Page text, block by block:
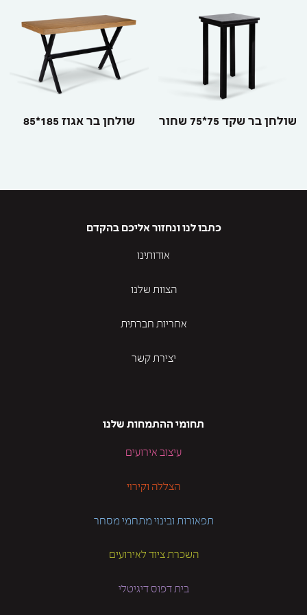
שולחן בר שקד 75*75 שחור שולחן בר אגוז 185*85
כתבו לנו ונחזור אליכם בהקדם
אודותינו
הצוות שלנו
אחריות חברתית
יצירת קשר
תחומי ההתמחות שלנו
עיצוב אירועים
הצללה וקירוי
תפאורות ובינוי מתחמי מסחר
השכרת ציוד לאירועים
בית דפוס דיגיטלי